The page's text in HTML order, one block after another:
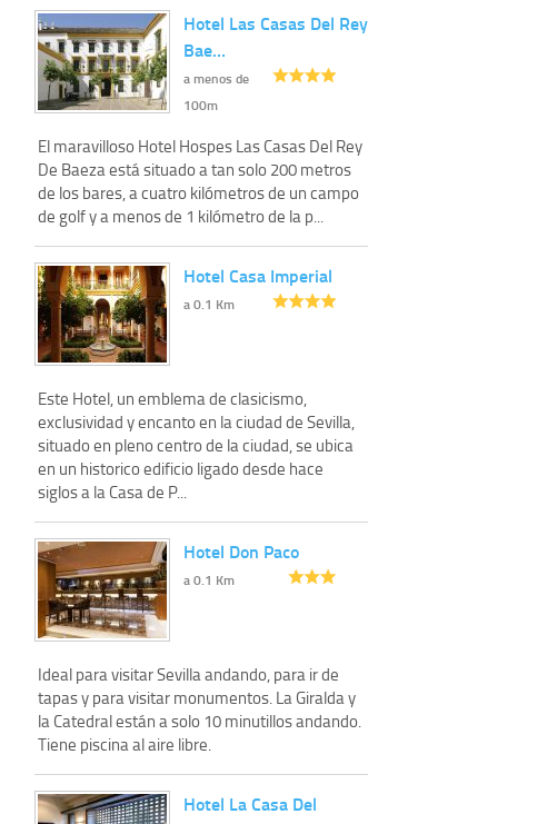
Hotel Las Casas Del Rey
Bae…
a menos de
100m
El maravilloso Hotel Hospes Las Casas Del Rey
De Baeza está situado a tan solo 200 metros
de los bares, a cuatro kilómetros de un campo
de golf y a menos de 1 kilómetro de la p...
Hotel Casa Imperial
a 0.1 Km
Este Hotel, un emblema de clasicismo,
exclusividad y encanto en la ciudad de Sevilla,
situado en pleno centro de la ciudad, se ubica
en un historico edificio ligado desde hace
siglos a la Casa de P...
Hotel Don Paco
a 0.1 Km
Ideal para visitar Sevilla andando, para ir de
tapas y para visitar monumentos. La Giralda y
la Catedral están a solo 10 minutillos andando.
Tiene piscina al aire libre.
Hotel La Casa Del